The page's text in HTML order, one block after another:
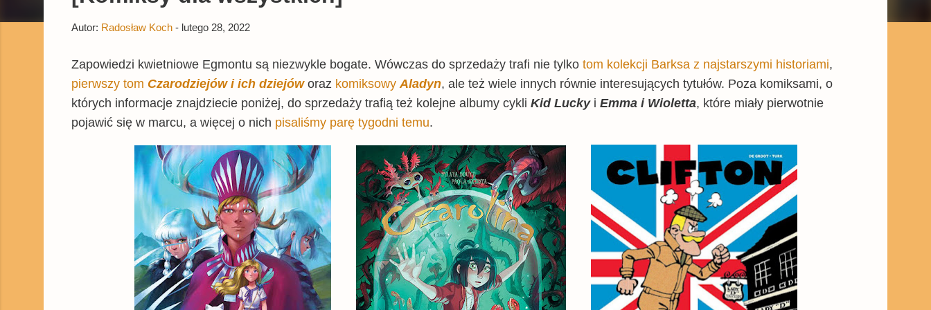
Autor: Radosław Koch - lutego 28, 2022
Zapowiedzi kwietniowe Egmontu są niezwykle bogate. Wówczas do sprzedaży trafi nie tylko tom kolekcji Barksa z najstarszymi historiami,
pierwszy tom Czarodziejów i ich dziejóworaz komiksowy Aladyn, ale też wiele innych równie interesujących tytułów. Poza komiksami, o
których informacje znajdziecie poniżej, do sprzedaży trafią też kolejne albumy cykli Kid Luckyi Emma i Wioletta, które miały pierwotnie
pojawić się w marcu, a więcej o nich pisaliśmy parę tygodni temu.